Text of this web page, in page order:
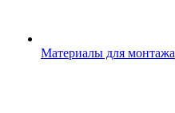
Материалы для монтажа